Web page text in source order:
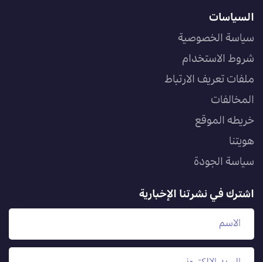
السياسات
سياسة الخصوصية
شروط الاستخدام
ملفات تعريف الارتباط
المخالفات
خريطه الموقع
هويتنا
سياسة الجودة
اشترك في نشرتنا الإخبارية